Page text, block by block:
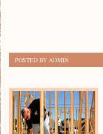
POSTED BY ADMIN